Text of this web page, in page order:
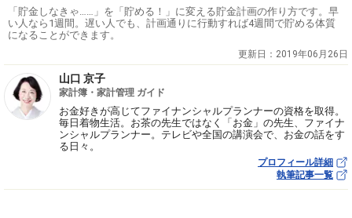
「貯金しなきゃ……」を「貯める！」に変える貯金計画の作り方です。早
い人なら1週間。遅い人でも、計画通りに行動すれば4週間で貯める体質
になることができます。
更新日： 2019年06月26日
山口 京子
家計簿・家計管理 ガイド
お金好きが高じてファイナンシャルプランナーの資格を取得。
毎日着物生活。お茶の先生ではなく「お金」の先生、ファイナ
ンシャルプランナー。テレビや全国の講演会で、お金の話をす
る日々。
プロフィール詳細
執筆記事一覧